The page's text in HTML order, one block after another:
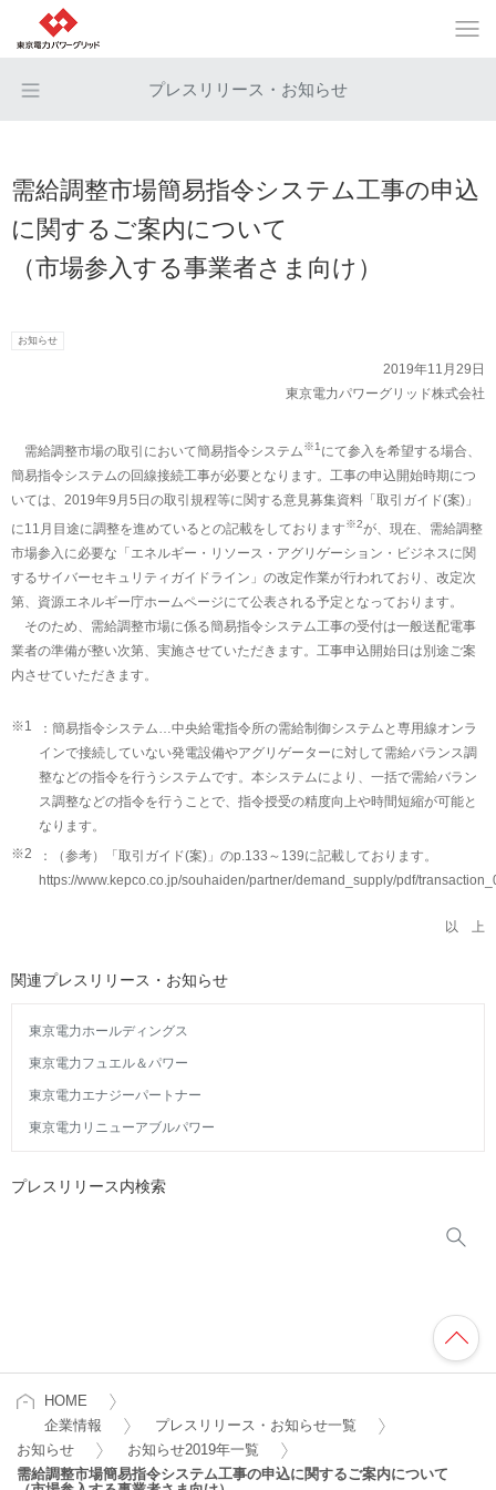
プレスリリース・お知らせ
需給調整市場簡易指令システム工事の申込
に関するご案内について
（市場参入する事業者さま向け）
お知らせ
2019年11月29日
東京電力パワーグリッド株式会社
需給調整市場の取引において簡易指令システム※1 にて参入を希望する場合、
簡易指令システムの回線接続工事が必要となります。工事の申込開始時期につ
いては、2019年9月5日の取引規程等に関する意見募集資料「取引ガイド(案)」
に11月目途に調整を進めているとの記載をしております※2が、現在、需給調整
市場参入に必要な「エネルギー・リソース・アグリゲーション・ビジネスに関
するサイバーセキュリティガイドライン」の改定作業が行われており、改定次
第、資源エネルギー庁ホームページにて公表される予定となっております。
そのため、需給調整市場に係る簡易指令システム工事の受付は一般送配電事
業者の準備が整い次第、実施させていただきます。工事申込開始日は別途ご案
内させていただきます。
※1
：簡易指令システム…中央給電指令所の需給制御システムと専用線オンラ
インで接続していない発電設備やアグリゲーターに対して需給バランス調
整などの指令を行うシステムです。本システムにより、一括で需給バラン
ス調整などの指令を行うことで、指令授受の精度向上や時間短縮が可能と
なります。
※2
：（参考）「取引ガイド(案)」のp.133～139に記載しております。
https://www.kepco.co.jp/souhaiden/partner/demand_supply/pdf/
以 上
関連プレスリリース・お知らせ
東京電力ホールディングス
東京電力フュエル＆パワー
東京電力エナジーパートナー
東京電力リニューアブルパワー
プレスリリース内検索
HOME
企業情報
プレスリリース・お知らせ一覧
お知らせ
お知らせ2019年一覧
需給調整市場簡易指令システム工事の申込に関するご案内について